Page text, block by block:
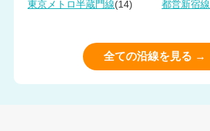
東京メトロ半蔵門線(14) 都営新宿線
全ての沿線を見る →